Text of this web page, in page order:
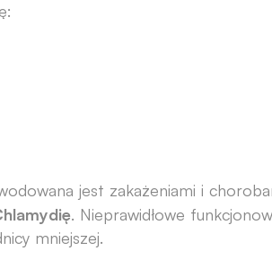
jest zakażeniami i
. Nieprawidłowe
mniejszej.